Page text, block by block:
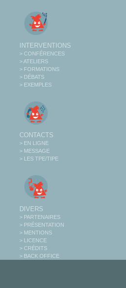
INTERVENTIONS
> CONFÉRENCES
> ATELIERS
> FORMATIONS
> DÉBATS
> EXEMPLES
CONTACTS
> EN LIGNE
> MESSAGE
> LES TPE/TIPE
DIVERS
> PARTENAIRES
> PRÉSENTATION
> MENTIONS
> LICENCE
> CRÉDITS
> BACK OFFICE